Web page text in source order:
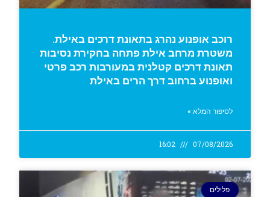
רוכב אופנוע נהרג בתאונת דרכים באילת.
משטרת מרחב אילת פתחה בחקירת נסיבות
תאונת דרכים קטלנית במעורבות רכב פרטי
ואופנוע ברחוב דרך הרים באילת
לסיפור המלא »
07/08/2026
16:02
פלילים